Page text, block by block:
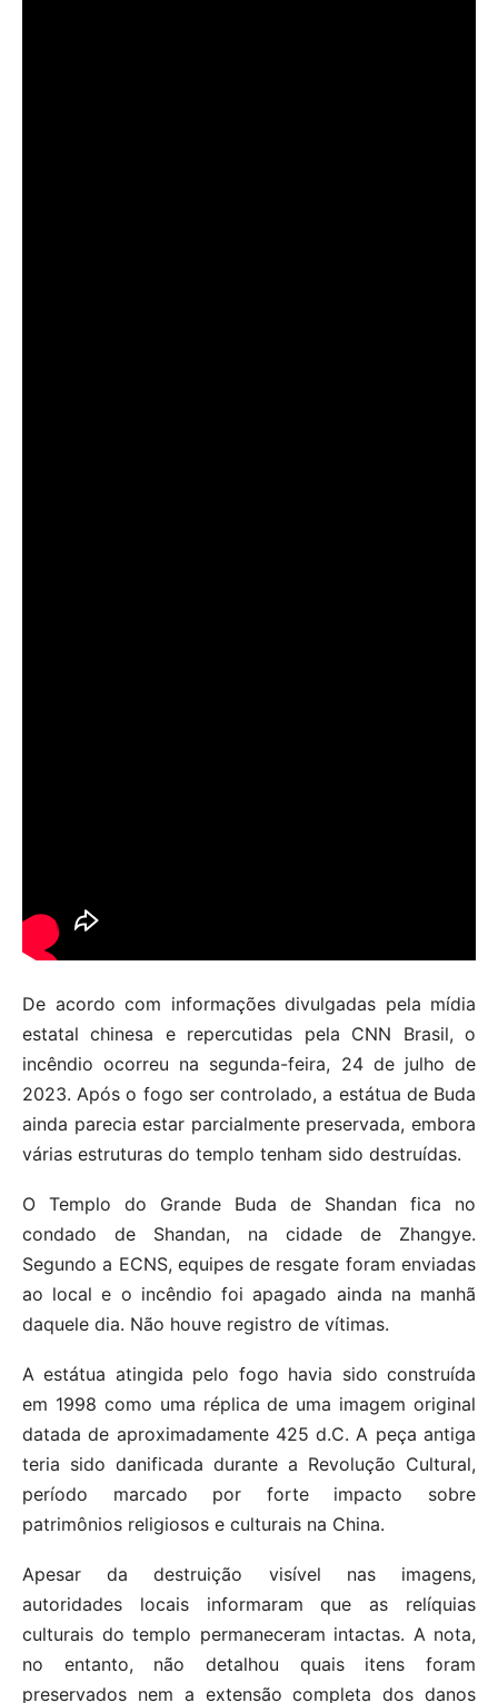
De acordo com informações divulgadas pela mídia
estatal chinesa e repercutidas pela CNN Brasil, o
incêndio ocorreu na segunda-feira, 24 de julho de
2023. Após o fogo ser controlado, a estátua de Buda
ainda parecia estar parcialmente preservada, embora
várias estruturas do templo tenham sido destruídas.
O Templo do Grande Buda de Shandan fica no
condado de Shandan, na cidade de Zhangye.
Segundo a ECNS, equipes de resgate foram enviadas
ao local e o incêndio foi apagado ainda na manhã
daquele dia. Não houve registro de vítimas.
A estátua atingida pelo fogo havia sido construída
em 1998 como uma réplica de uma imagem original
datada de aproximadamente 425 d.C. A peça antiga
teria sido danificada durante a Revolução Cultural,
período marcado por forte impacto sobre
patrimônios religiosos e culturais na China.
Apesar da destruição visível nas imagens,
autoridades locais informaram que as relíquias
culturais do templo permaneceram intactas. A nota,
no entanto, não detalhou quais itens foram
preservados nem a extensão completa dos danos